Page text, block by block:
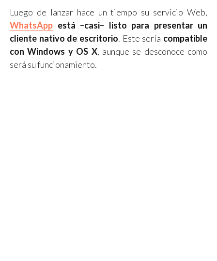
Luego de lanzar hace un tiempo su servicio Web,
WhatsApp está –casi– listo para presentar un
cliente nativo de escritorio. Este sería compatible
con Windows y OS X, aunque se desconoce como
será su funcionamiento.